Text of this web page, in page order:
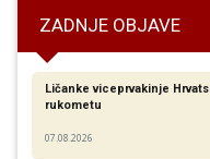
ZADNJE OBJAVE
Ličanke viceprvakinje
rukometu
07.08.2026